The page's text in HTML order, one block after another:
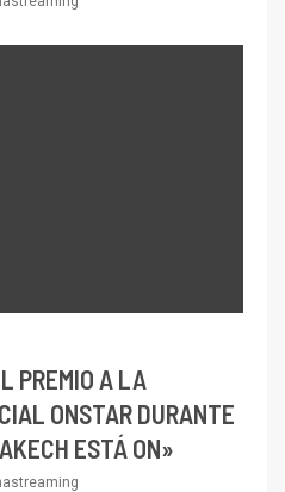
PREMIO A LA
ONSTAR DURANTE
ESTÁ ON»